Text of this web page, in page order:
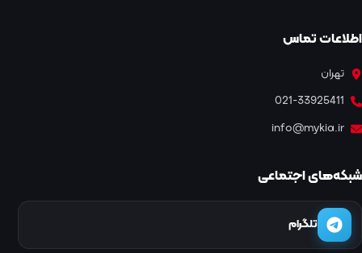
اطلاعات تماس
تهران
021-33925411
info@mykia.ir
شبکه‌های اجتماعی
تلگرام